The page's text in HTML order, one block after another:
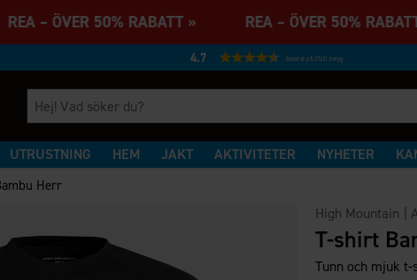
– ÖVER 50% RABATT » REA – ÖVER 50%
4.7 Baserat på 27231 betyg
UTRUSTNING HEM JAKT AKTIVITETER NYHETER
Herr
High Mountain |
T-shirt
Tunn och mjuk